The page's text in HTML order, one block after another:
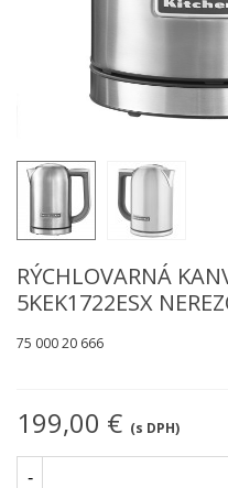
RÝCHLOVARNÁ
5KEK1722ESX
75 000 20 666
199,00 € (s DPH)
-